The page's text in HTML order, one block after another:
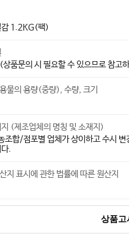
감 1.2KG(팩)
품문의 시 필요할 수 있으므로 참고
물의 용량(중량), 수량, 크기
(제조업체의 명칭 및 소재지)
조합/점포별 업체가 상이하고 수시
.
지 표시에 관한 법률에 따른 원산지
상품고